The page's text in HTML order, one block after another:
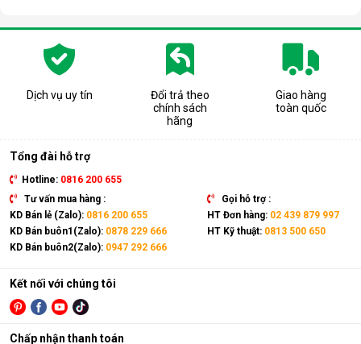
Dịch vụ uy tín
Đổi trả theo
chính sách
hãng
Giao hàng
toàn quốc
Tổng đài hỗ trợ
Hotline: 0816 200 655
Tư vấn mua hàng :
KD Bán lẻ (Zalo): 0816 200 655
KD Bán buôn1(Zalo): 0878 229 666
KD Bán buôn2(Zalo): 0947 292 666
Gọi hỗ trợ :
HT Đơn hàng: 02 439 879 997
HT Kỹ thuật: 0813 500 650
Kết nối với chúng tôi
Chấp nhận thanh toán